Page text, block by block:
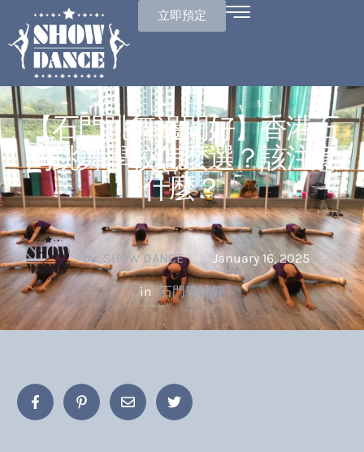
立即預定
【石門跳舞邊間好】香港石
門跳舞學校怎麼選？該注意
什麼？
by SHOW DANCE January 16, 2025
in 石門學跳舞